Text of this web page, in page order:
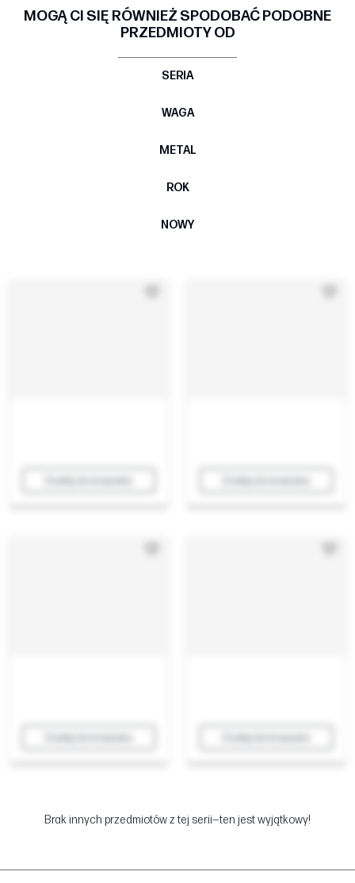
MOGĄ CI SIĘ RÓWNIEŻ SPODOBAĆ PODOBNE
PRZEDMIOTY OD
SERIA
WAGA
METAL
ROK
NOWY
Brak innych przedmiotów z tej serii—ten jest wyjątkowy!